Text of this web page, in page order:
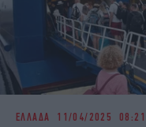
ΕΛΛΑΔΑ 11/04/2025 08:21